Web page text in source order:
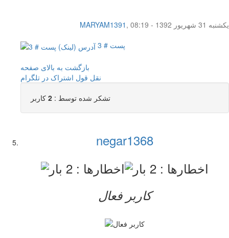
MARYAM1391 ,
یکشنبه 31 شهریور 1392 - 08:19
پست # 3
بازگشت به بالای صفحه
نقل قول اشتراک در تلگرام
تشکر شده توسط : 2 کاربر
negar1368
کاربر فعال